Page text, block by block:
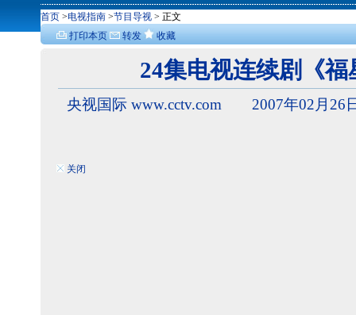
首页 >电视指南 >节目导视 > 正文
打印本页
转发 收藏
关闭
24集电视连续剧《
央视国际 www.cctv.com 2007年02月26